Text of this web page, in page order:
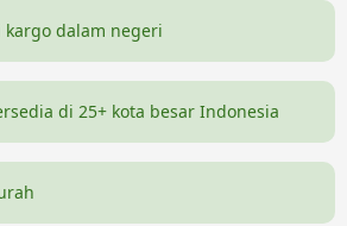
dalam negeri
di 25+ kota besar Indonesia